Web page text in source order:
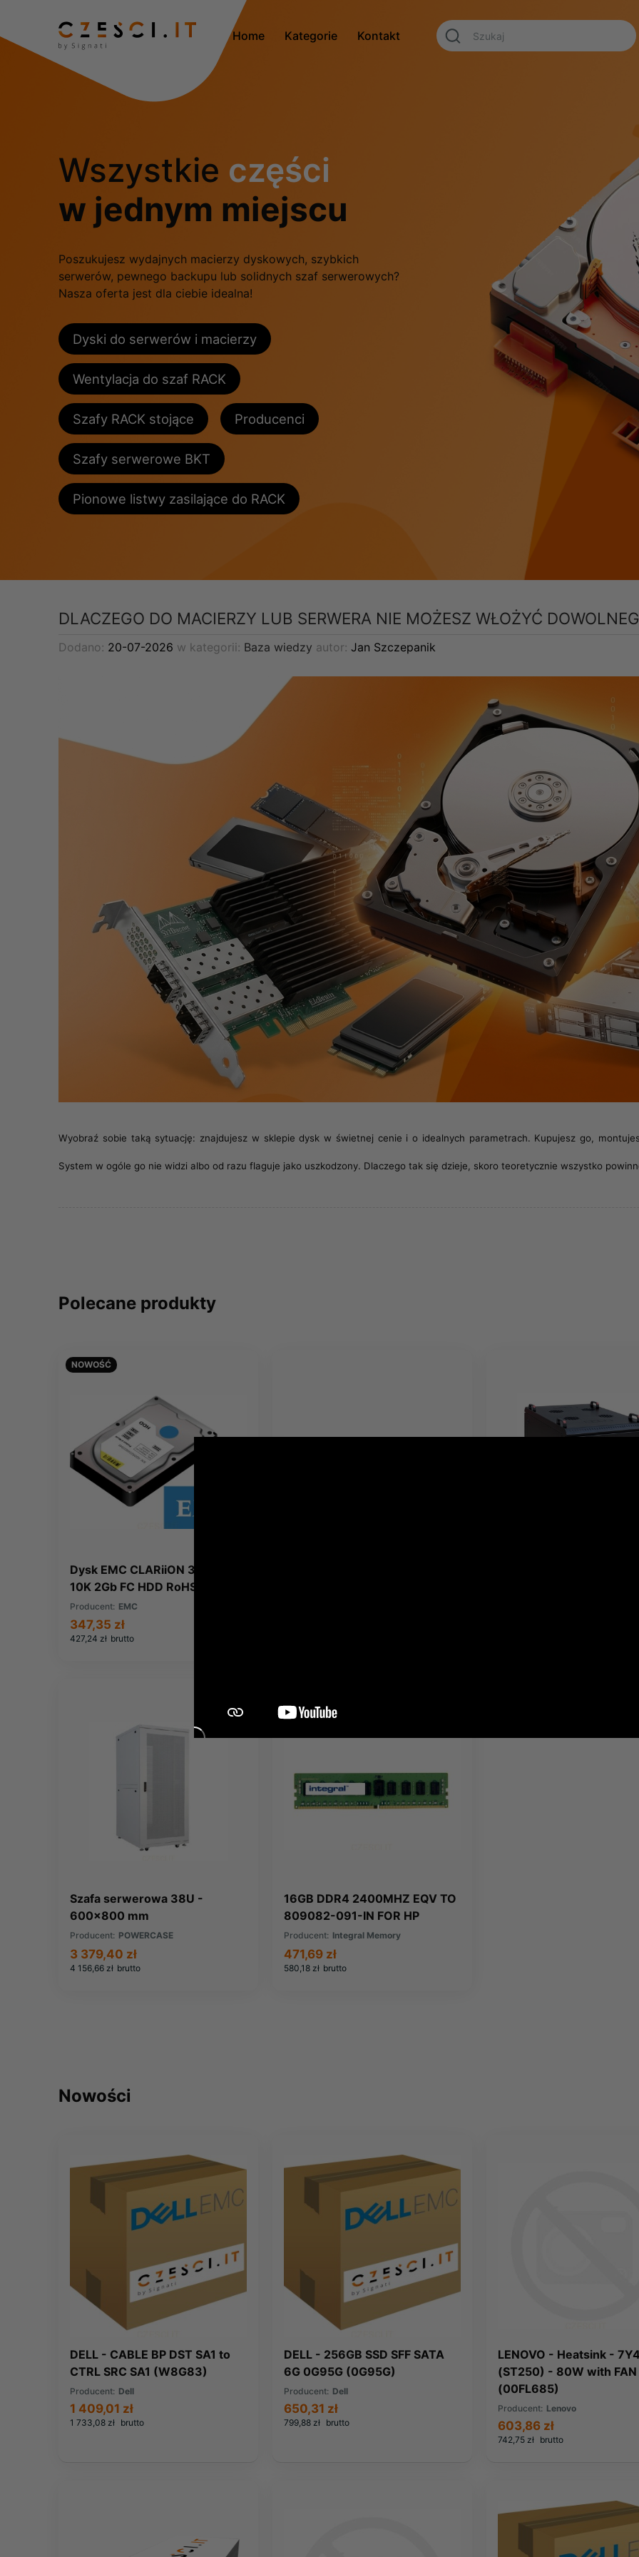
Home Kategorie Kontakt
Wszystkie części
w jednym miejscu
Poszukujesz wydajnych macierzy dyskowych, szybkich
serwerów, pewnego backupu lub solidnych szaf serwerowych?
Nasza oferta jest dla ciebie idealna!
Dyski do serwerów i macierzy
Wentylacja do szaf RACK
Szafy RACK stojące Producenci
Szafy serwerowe BKT
Pionowe listwy zasilające do RACK
DLACZEGO DO MACIERZY LUB SERWERA NIE MOŻESZ WŁOŻYĆ
Dodano: 20-07-2026 w kategorii: Baza wiedzy autor: Jan Szczepanik
Wyobraź sobie taką sytuację: znajdujesz w sklepie dysk w świetnej cenie i o idealnych parametrach. Kupujesz go,
System w ogóle go nie widzi albo od razu flaguje jako uszkodzony. Dlaczego tak się dzieje, skoro teoretycznie wszystko
Polecane produkty
Dysk EMC CLARiiON 300GB
10K 2Gb FC HDD RoHS
(005048582)
Producent: EMC
427,24 zł brutto
347,35 zł
NOWOŚĆ
Szafa serwerowa 38U -
600x800 mm
Producent: POWERCASE
4 156,66 zł brutto
3 379,40 zł
16GB DDR4 2400MHZ EQV TO
809082-091-IN FOR HP
COMPAQ
Producent: Integral Memory
580,18 zł brutto
471,69 zł
Nowości
DELL - CABLE BP DST SA1 to
CTRL SRC SA1 (W8G83)
Producent: Dell
1 733,08 zł brutto
1 409,01 zł
DELL - 256GB SSD SFF SATA
6G 0G95G (0G95G)
Producent: Dell
799,88 zł brutto
650,31 zł
LENOVO - Heatsink -
(ST250) - 80W with FAN
(00FL685)
Producent: Lenovo
742,75 zł brutto
603,86 zł